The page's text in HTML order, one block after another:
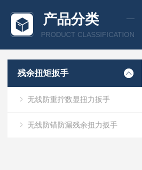
产品分类
PRODUCT CLASSIFICATION
残余扭矩扳手
无线防重拧数显扭力扳手
无线防错防漏残余扭力扳手